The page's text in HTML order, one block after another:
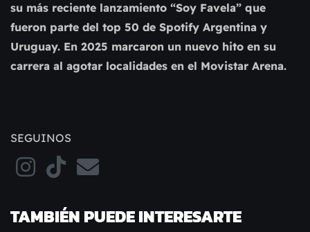
su más reciente lanzamiento “Soy Favela” que
fueron parte del top 50 de Spotify Argentina y
Uruguay. En 2025 marcaron un nuevo hito en su
carrera al agotar localidades en el Movistar Arena.
SEGUINOS
TAMBIÉN PUEDE INTERESARTE